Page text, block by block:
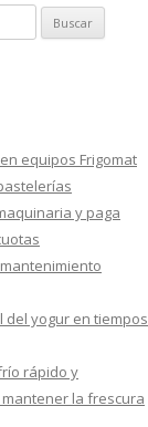
equipos Frigomat
y paga
del yogur en tiempos
rápido y
la frescura